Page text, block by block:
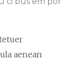
aenean